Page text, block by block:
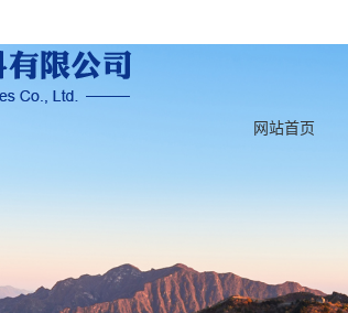
source/cache/license_cache.php): failed
网站首页